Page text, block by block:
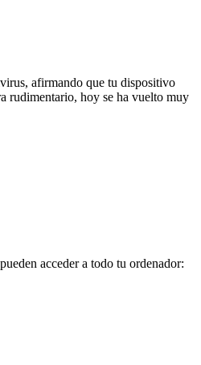
afirmando que tu dispositivo
rudimentario, hoy se ha vuelto muy
acceder a todo tu ordenador: